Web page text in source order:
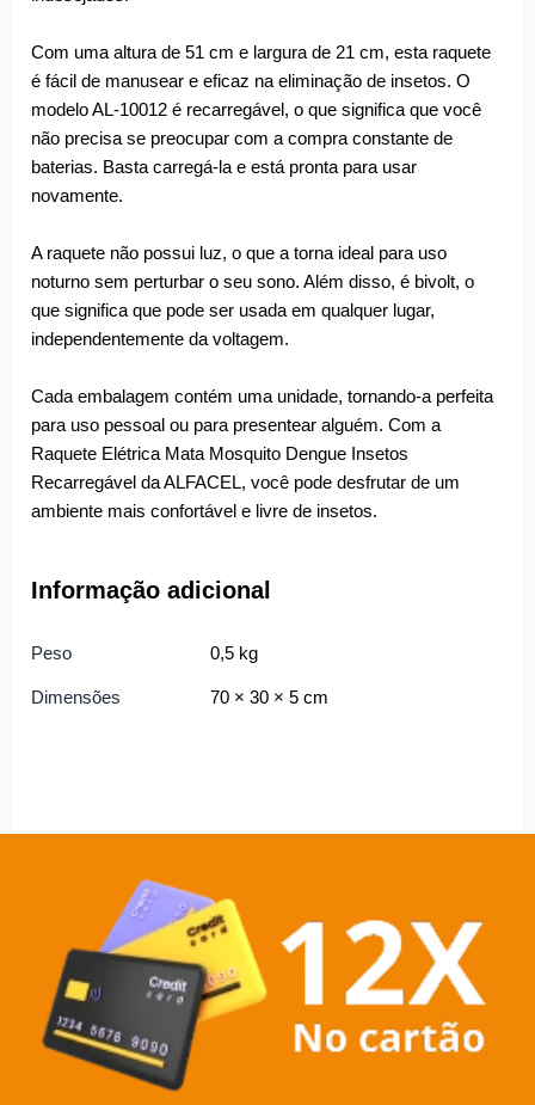
Com uma altura de 51 cm e largura de 21 cm, esta raquete
é fácil de manusear e eficaz na eliminação de insetos. O
modelo AL-10012 é recarregável, o que significa que você
não precisa se preocupar com a compra constante de
baterias. Basta carregá-la e está pronta para usar
novamente.
A raquete não possui luz, o que a torna ideal para uso
noturno sem perturbar o seu sono. Além disso, é bivolt, o
que significa que pode ser usada em qualquer lugar,
independentemente da voltagem.
Cada embalagem contém uma unidade, tornando-a perfeita
para uso pessoal ou para presentear alguém. Com a
Raquete Elétrica Mata Mosquito Dengue Insetos
Recarregável da ALFACEL, você pode desfrutar de um
ambiente mais confortável e livre de insetos.
Informação adicional
Peso 0,5 kg
Dimensões 70 × 30 × 5 cm